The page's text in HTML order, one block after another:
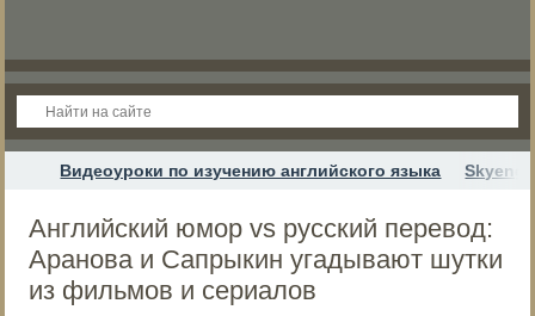
Видеоуроки по изучению английского языка Skyeng
Английский юмор vs русский перевод:
Аранова и Сапрыкин угадывают шутки
из фильмов и сериалов